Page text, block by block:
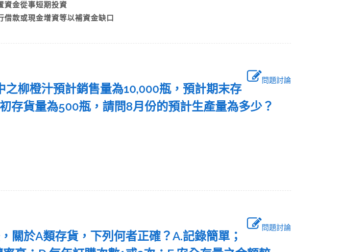
資金從事短期投資
款或現金增資等以補資金缺口
問題討論
之柳橙汁預計銷售量為10,000瓶，預計期末存
存貨量為500瓶，請問8月份的預計生產量為多少？
問題討論
關於A類存貨，下列何者正確？A.記錄簡單；